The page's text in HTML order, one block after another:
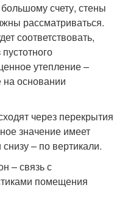
счету, стены
рассматриваться.
соответствовать,
утепление –
основании
через перекрытия
значение имеет
– по вертикали.
– связь с
помещения